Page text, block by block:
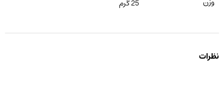
25 گرم
نظرات